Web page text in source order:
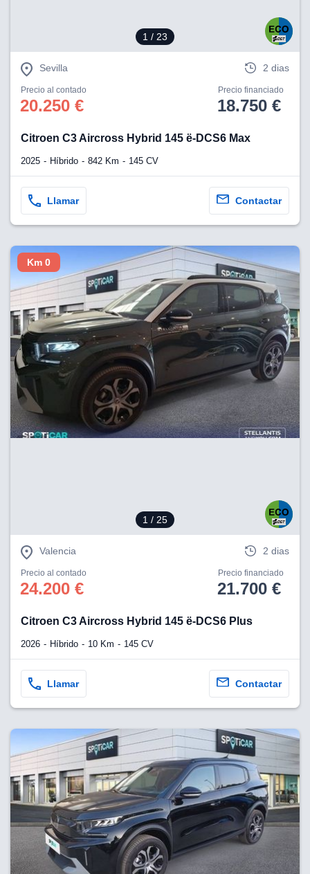
1 / 23
Sevilla 2 dias
Precio al contado
20.250 €
Precio financiado
18.750 €
Citroen C3 Aircross Hybrid 145 ë-DCS6 Max
2025 Híbrido 842 Km 145 CV
Llamar Contactar
1 / 25
Km 0
Valencia 2 dias
Precio al contado
24.200 €
Precio financiado
21.700 €
Citroen C3 Aircross Hybrid 145 ë-DCS6 Plus
2026 Híbrido 10 Km 145 CV
Llamar Contactar